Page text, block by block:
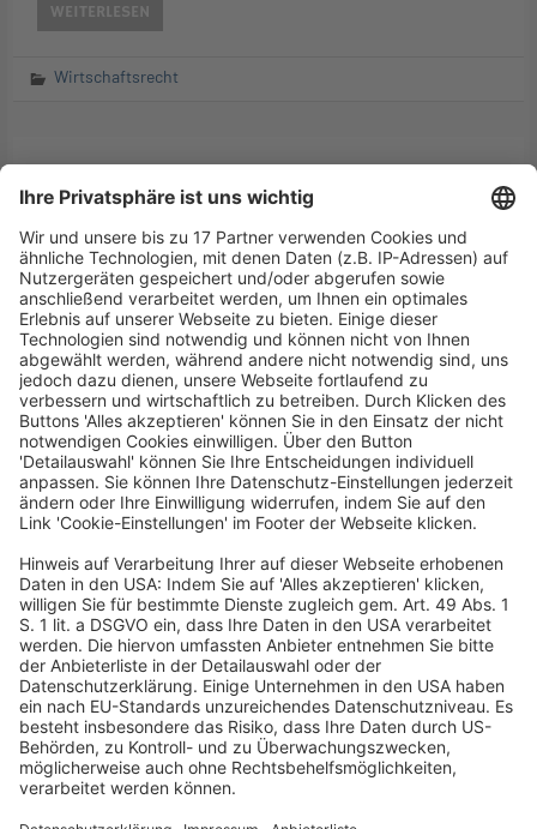
WEITERLESEN
Wirtschaftsrecht
BGH: Prämiensparvertrag – Zum
Ausschluss des Rechts der Sparkasse zur
ordentlichen Kündigung (sog.
Verhältnisprämienstaffel)
Veröffentlicht am25. August 2023vonkw
BGH, Urteil vom 25.7.2023 – XI ZR 221/22 Bei einem
Prämiensparvertrag, bei dem die Prämien auf die
Sparbeiträge nach dem Verhältnis des Sparguthabens
zur Jahressparleistung steigen (sogenannte
Verhältnisprämienstaffel), ist das […]
WEITERLESEN
Wirtschaftsrecht
BGH: Prämiensparverträge – Für
vorzunehmende Zinsanpassungen sind
langfristiger Referenzzinssatz und
Verhältnismethode maßgebend